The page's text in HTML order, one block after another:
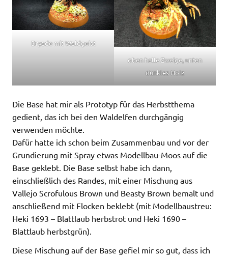
Dryade mit Waldgeist
oben helle Zweige, unten
dunkles Holz
Die Base hat mir als Prototyp für das Herbstthema
gedient, das ich bei den Waldelfen durchgängig
verwenden möchte.
Dafür hatte ich schon beim Zusammenbau und vor der
Grundierung mit Spray etwas Modellbau-Moos auf die
Base geklebt. Die Base selbst habe ich dann,
einschließlich des Randes, mit einer Mischung aus
Vallejo Scrofulous Brown und Beasty Brown bemalt und
anschließend mit Flocken beklebt (mit Modellbaustreu:
Heki 1693 – Blattlaub herbstrot und Heki 1690 –
Blattlaub herbstgrün).
Diese Mischung auf der Base gefiel mir so gut, dass ich